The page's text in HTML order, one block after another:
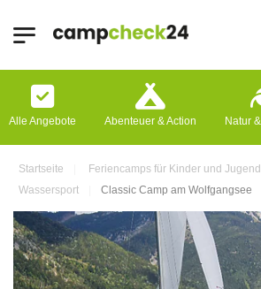
Alle Angebote Abenteuer & Action Natur
Startseite
Feriencamps für Kinder und
Wassersport
Classic Camp am Wolfgangsee